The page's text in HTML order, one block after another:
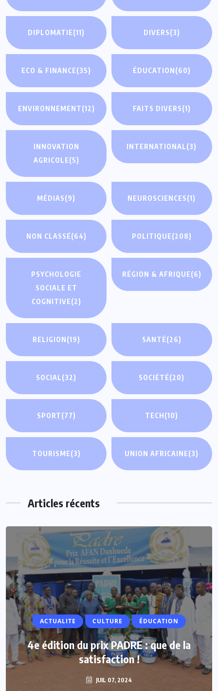
DIPLOMATIE(11) DIVERS(3)
ECO & FINANCE(35) ÉDUCATION(60)
ENVIRONNEMENT(12) FAITS DIVERS(1)
INNOVATION
AGRICOLE(5)
INTERNATIONAL(3)
MÉDIAS(9) NEUROSCIENCES(1)
NON CLASSÉ(64) POLITIQUE(208)
PSYCHOLOGIE
SOCIALE ET
COGNITIVE(2)
RÉGION & AFRIQUE(6)
RELIGION(19) SANTÉ(26)
SOCIAL(32) SOCIÉTÉ(20)
SPORT(77) TECH(10)
TOURISME(3) UNION AFRICAINE(3)
Articles récents
ACTUALITE CULTURE ÉDUCATION
4e édition du prix PADRE : que de la
satisfaction !
JUIL 07, 2024
ACTUALITE
Vacances parlementaires : les députés
renforcent leur proximité avec les
populations
JUIL 07, 2024